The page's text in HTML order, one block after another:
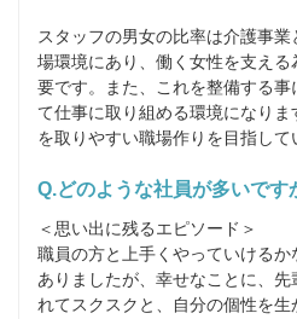
スタッフの男女の比率は介護事
場環境にあり、働く女性を支え
要です。また、これを整備する
て仕事に取り組める環境になり
を取りやすい職場作りを目指して
Q.どのような社員が多いです
＜思い出に残るエピソード＞
職員の方と上手くやっていける
ありましたが、幸せなことに、
れてスクスクと、自分の個性を生